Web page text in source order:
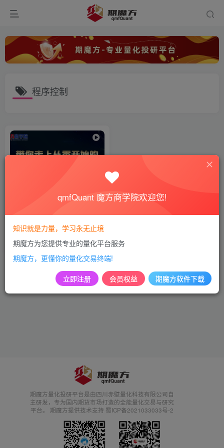
程序控制
的基本数据类型和运算符
（下）
Python基础
3年前 12
期魔方量化投研平台是由四川赤壁量化科技有限公司自
主研发，专为国内期货市场打造的全能量化交易与研究
平台。 期魔方提供技术支持 蜀ICP备2021033033号-2
qmfQuant 魔方商学院欢迎您!
知识就是力量，学习永无止境
期魔方为您提供专业的量化平台服务
期魔方，更懂你的量化交易终端!
立即注册 会员权益 期魔方软件下载